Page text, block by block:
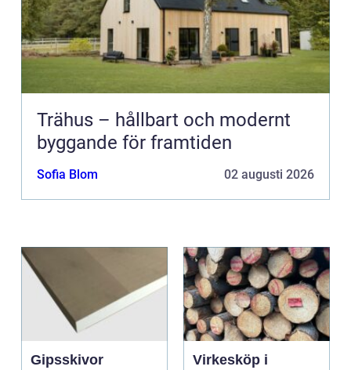
Trähus – hållbart och modernt
byggande för framtiden
Sofia Blom 02 augusti 2026
Gipsskivor
Virkesköp i